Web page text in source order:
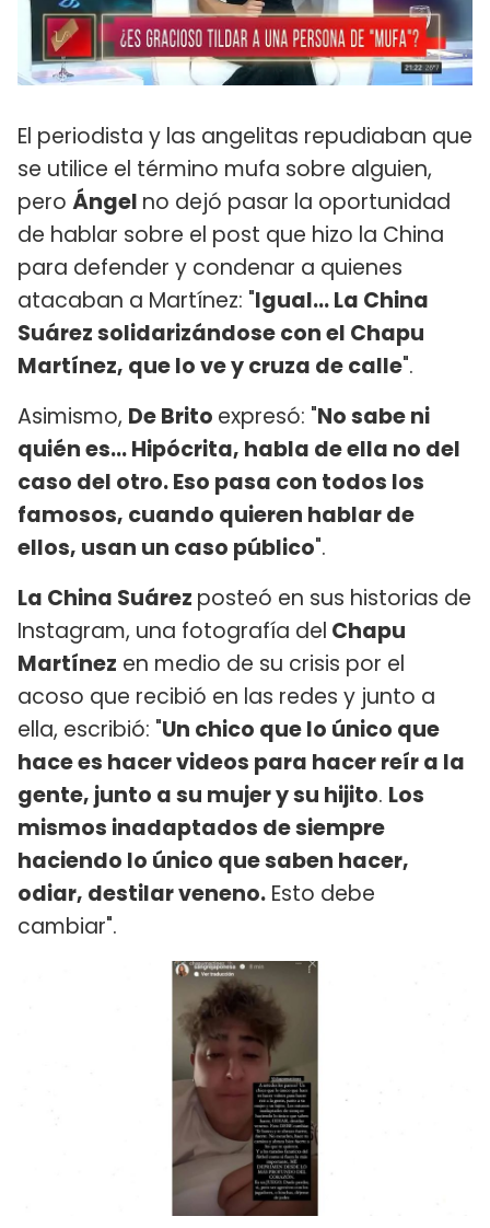
El periodista y las angelitas repudiaban que
se utilice el término mufa sobre alguien,
pero Ángel no dejó pasar la oportunidad
de hablar sobre el post que hizo la China
para defender y condenar a quienes
atacaban a Martínez: "Igual... La China
Suárez solidarizándose con el Chapu
Martínez, que lo ve y cruza de calle".
Asimismo, De Brito expresó: "No sabe ni
quién es... Hipócrita, habla de ella no del
caso del otro. Eso pasa con todos los
famosos, cuando quieren hablar de
ellos, usan un caso público".
La China Suárez posteó en sus historias de
Instagram, una fotografía del Chapu
Martínez en medio de su crisis por el
acoso que recibió en las redes y junto a
ella, escribió: "Un chico que lo único que
hace es hacer videos para hacer reír a la
gente, junto a su mujer y su hijito. Los
mismos inadaptados de siempre
haciendo lo único que saben hacer,
odiar, destilar veneno. Esto debe
cambiar".